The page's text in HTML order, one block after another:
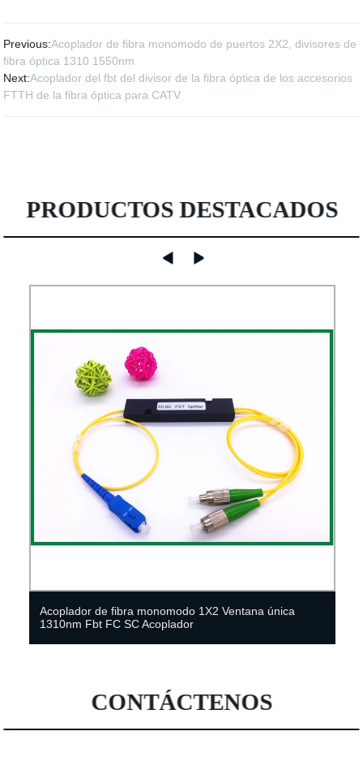
Previous:Acoplador de fibra monomodo de puertos 2X2, divisores de
fibra óptica 1310 1550nm
Next:Acoplador del fbt del divisor de la fibra óptica de los accesorios
FTTH de la fibra óptica para CATV
PRODUCTOS DESTACADOS
Acoplador de fibra monomodo 1X2 Ventana única
1310nm Fbt FC SC Acoplador
CONTÁCTENOS